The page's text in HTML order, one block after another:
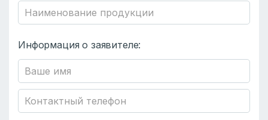
Информация о заявителе: